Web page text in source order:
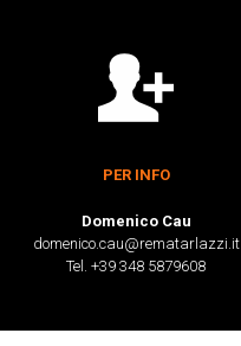
PER INFO
Domenico Cau
domenico.cau@rematarlazzi.it
Tel. +39 348 5879608